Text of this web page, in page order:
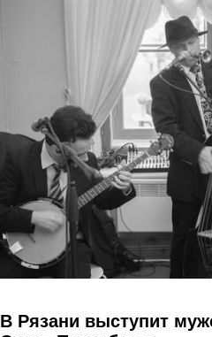
Перейти к основному содержанию
В Рязани выступит